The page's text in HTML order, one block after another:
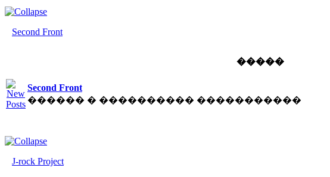
Second Front
�����
Second Front
������ � ���������� �����������
J-rock Project